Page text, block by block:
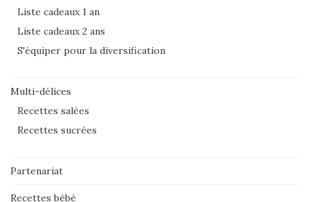
Liste cadeaux 1 an
Liste cadeaux 2 ans
S'équiper pour la diversification
Multi-délices
Recettes salées
Recettes sucrées
Partenariat
Recettes bébé